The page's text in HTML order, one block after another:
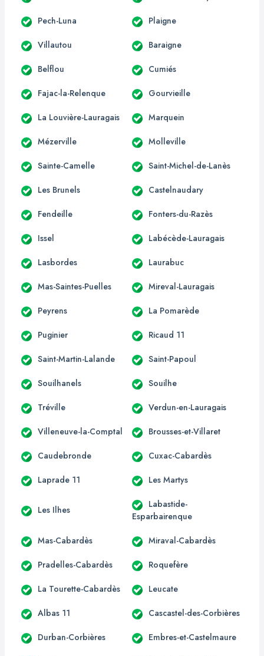
Pech-Luna Plaigne
Villautou Baraigne
Belflou Cumiés
Fajac-la-Relenque Gourvieille
La Louvière-Lauragais Marquein
Mézerville Molleville
Sainte-Camelle Saint-Michel-de-Lanès
Les Brunels Castelnaudary
Fendeille Fonters-du-Razès
Issel Labécède-Lauragais
Lasbordes Laurabuc
Mas-Saintes-Puelles Mireval-Lauragais
Peyrens La Pomarède
Puginier Ricaud 11
Saint-Martin-Lalande Saint-Papoul
Souilhanels Souilhe
Tréville Verdun-en-Lauragais
Villeneuve-la-Comptal Brousses-et-Villaret
Caudebronde Cuxac-Cabardès
Laprade 11 Les Martys
Les Ilhes
Labastide-
Esparbairenque
Mas-Cabardès Miraval-Cabardès
Pradelles-Cabardès Roquefère
La Tourette-Cabardès Leucate
Albas 11 Cascastel-des-Corbières
Durban-Corbières Embres-et-Castelmaure